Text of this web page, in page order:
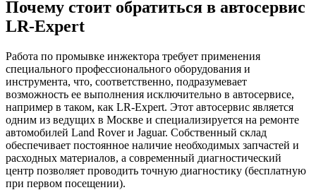
Почему стоит обратиться в автосервис
LR-Expert
Работа по промывке инжектора требует применения
специального профессионального оборудования и
инструмента, что, соответственно, подразумевает
возможность ее выполнения исключительно в автосервисе,
например в таком, как LR-Expert. Этот автосервис является
одним из ведущих в Москве и специализируется на ремонте
автомобилей Land Rover и Jaguar. Собственный склад
обеспечивает постоянное наличие необходимых запчастей и
расходных материалов, а современный диагностический
центр позволяет проводить точную диагностику (бесплатную
при первом посещении).